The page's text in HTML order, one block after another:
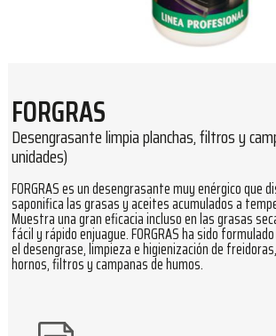
FORGRAS
Desengrasante limpia planchas, filtros y
unidades)
FORGRAS es un desengrasante muy enérgico que
saponifica las grasas y aceites acumulados a
Muestra una gran eficacia incluso en las grasas
fácil y rápido enjuague. FORGRAS ha sido
el desengrase, limpieza e higienización de
hornos, filtros y campanas de humos.